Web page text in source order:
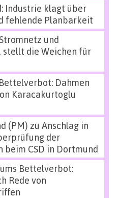
Industrie klagt über
fehlende Planbarkeit
und
stellt die Weichen für
Dahmen
Karacakurtoglu
(PM) zu Anschlag in
der
beim CSD in Dortmund
Bettelverbot:
Rede von